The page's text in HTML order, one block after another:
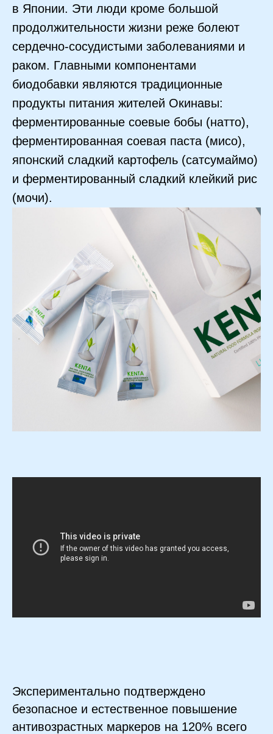
в Японии. Эти люди кроме большой
продолжительности жизни реже болеют
сердечно-сосудистыми заболеваниями и
раком. Главными компонентами
биодобавки являются традиционные
продукты питания жителей Окинавы:
ферментированные соевые бобы (натто),
ферментированная соевая паста (мисо),
японский сладкий картофель (сатсумаймо)
и ферментированный сладкий клейкий рис
(мочи).
Экспериментально подтверждено
безопасное и естественное повышение
антивозрастных маркеров на 120% всего